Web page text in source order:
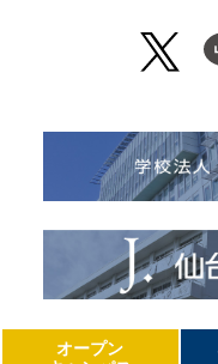
Copyright© Tohoku
オープン